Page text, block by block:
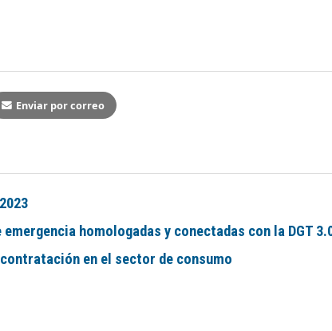
Enviar por correo
homologadas y conectadas con la DGT
en el sector de consumo